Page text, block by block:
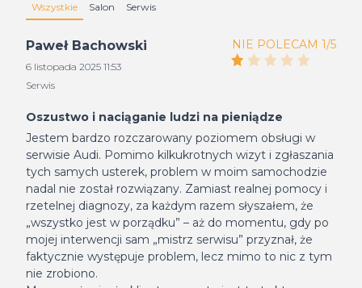
Wszystkie Salon Serwis
Paweł Bachowski
6 listopada 2025 11:53
Serwis
NIE POLECAM 1/5
Oszustwo i naciąganie ludzi na pieniądze
Jestem bardzo rozczarowany poziomem obsługi w
serwisie Audi. Pomimo kilkukrotnych wizyt i zgłaszania
tych samych usterek, problem w moim samochodzie
nadal nie został rozwiązany. Zamiast realnej pomocy i
rzetelnej diagnozy, za każdym razem słyszałem, że
„wszystko jest w porządku” – aż do momentu, gdy po
mojej interwencji sam „mistrz serwisu” przyznał, że
faktycznie występuje problem, lecz mimo to nic z tym
nie zrobiono.